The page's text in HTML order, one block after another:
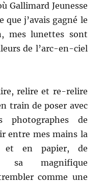
Gallimard Jeunesse
que j’avais gagné le
mes lunettes sont
de l’arc-en-ciel
relire et re-relire
train de poser avec
photographes de
entre mes mains la
et en papier, de
sa magnifique
comme une